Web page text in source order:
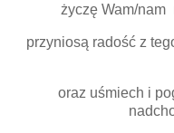
życzę Wam/
przyniosą radość z
oraz uśmiech i